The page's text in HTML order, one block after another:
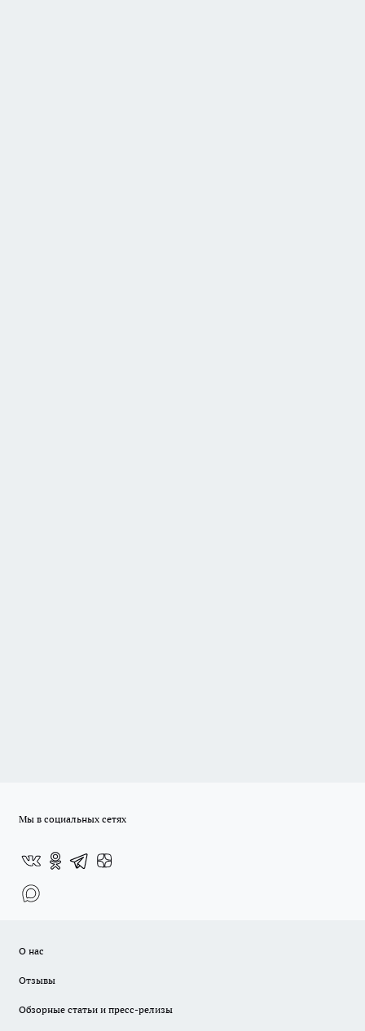
Мы в социальных сетях
О нас
Отзывы
Обзорные статьи и пресс-релизы